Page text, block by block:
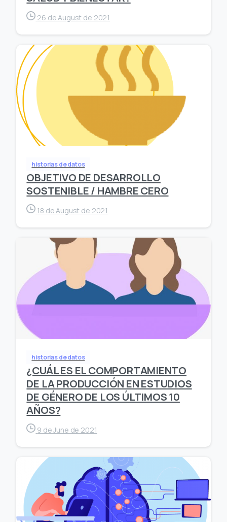
26 de August de 2021
historias de datos
OBJETIVO DE DESARROLLO
SOSTENIBLE / HAMBRE CERO
18 de August de 2021
historias de datos
¿CUÁL ES EL COMPORTAMIENTO
DE LA PRODUCCIÓN EN ESTUDIOS
DE GÉNERO DE LOS ÚLTIMOS 10
AÑOS?
9 de June de 2021